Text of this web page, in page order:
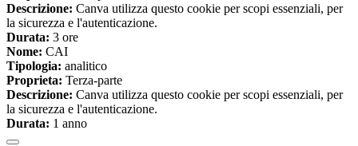
Descrizione: Canva utilizza questo cookie per scopi essenziali, per
la sicurezza e l'autenticazione.
Durata: 3 ore
Nome: CAI
Tipologia: analitico
Proprieta: Terza-parte
Descrizione: Canva utilizza questo cookie per scopi essenziali, per
la sicurezza e l'autenticazione.
Durata: 1 anno